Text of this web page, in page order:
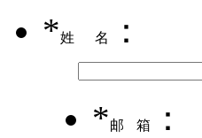
*姓名 ：
*邮箱 ：